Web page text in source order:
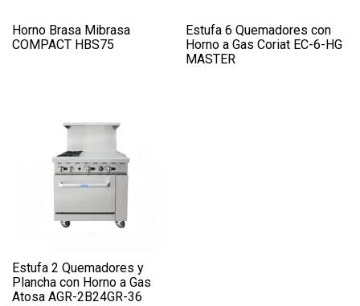
Horno Brasa Mibrasa
COMPACT HBS75
Estufa 6 Quemadores con
Horno a Gas Coriat EC-6-HG
MASTER
Estufa 2 Quemadores y
Plancha con Horno a Gas
Atosa AGR-2B24GR-36